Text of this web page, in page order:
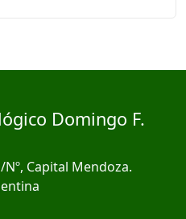
Domingo F.
Nº, Capital Mendoza.